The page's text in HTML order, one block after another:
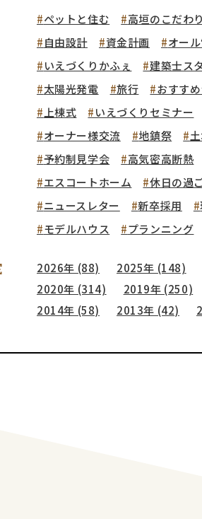
ペットと住む 高垣のこだわり
自由設計
資金計画 オー
いえづくりかふぇ
建築士ス
太陽光発電
旅行 おすす
上棟式
いえづくりセミナー
オーナー様交流
地鎮祭
予約制見学会
高気密高断熱
エスコートホーム
休日の過
ニュースレター
新卒採用
モデルハウス
プランニング
2026年 (88) 2025年 (148)
2020年 (314)
2019年 (250)
2014年 (58)
2013年 (42)